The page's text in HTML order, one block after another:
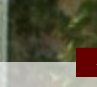
Programme Neuf
Professionnel